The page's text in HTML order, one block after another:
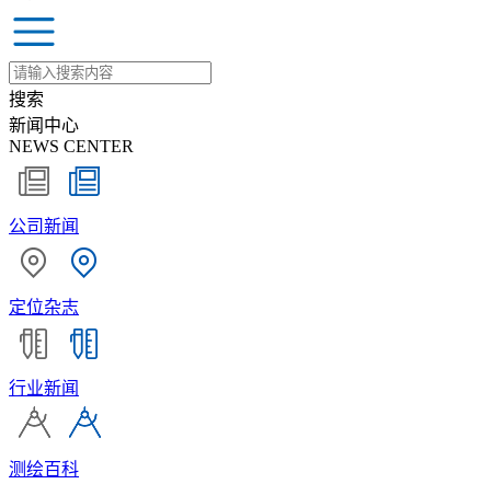
搜索
新闻中心
NEWS CENTER
公司新闻
定位杂志
行业新闻
测绘百科